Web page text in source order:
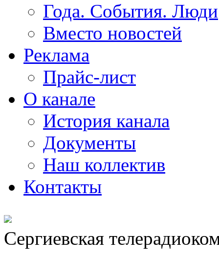
Года. События. Люди
Вместо новостей
Реклама
Прайс-лист
О канале
История канала
Документы
Наш коллектив
Контакты
Сергиевская